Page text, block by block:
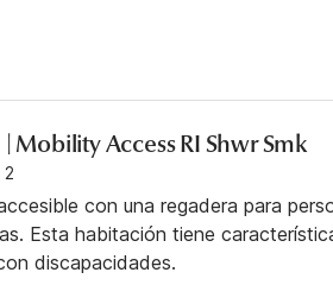
| Mobility Access RI Shwr Smk
2
con una regadera para
Esta habitación tiene
discapacidades.